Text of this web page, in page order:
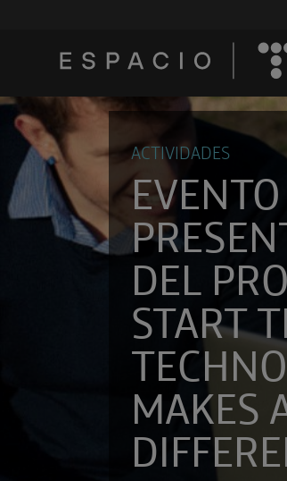
ACTIVIDADES
DEL
START
MAKES